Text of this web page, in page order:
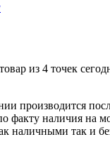
из 4 точек
производится
факту наличия на
наличными так и